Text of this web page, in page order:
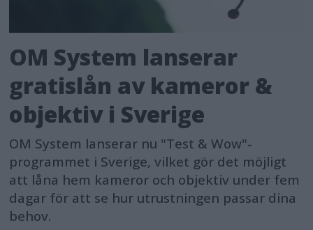
OM System lanserar
gratislån av kameror &
objektiv i Sverige
OM System lanserar nu "Test & Wow"-
programmet i Sverige, vilket gör det möjligt
att låna hem kameror och objektiv under fem
dagar för att se hur utrustningen passar dina
behov.